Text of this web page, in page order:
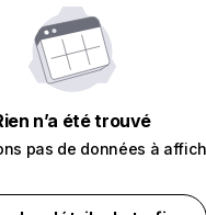
n’a été trouvé
pas de données à